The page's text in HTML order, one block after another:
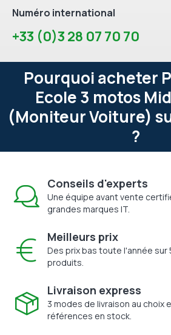
Numéro international
+33 (0)3 28 07 70 70
Pourquoi acheter
Ecole 3 motos
(Moniteur Voiture)
?
Conseils d'experts
Une équipe avant vente
grandes marques IT.
Meilleurs prix
Des prix bas toute l'année
produits.
Livraison express
3 modes de livraison au choix
références en stock.